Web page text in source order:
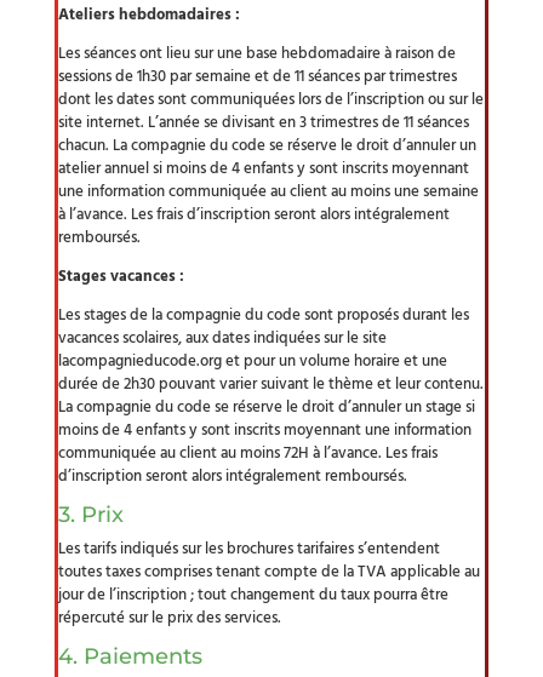
Ateliers hebdomadaires :
Les séances ont lieu sur une base hebdomadaire à raison de
sessions de 1h30 par semaine et de 11 séances par trimestres
dont les dates sont communiquées lors de l’inscription ou sur le
site internet. L’année se divisant en 3 trimestres de 11 séances
chacun. La compagnie du code se réserve le droit d’annuler un
atelier annuel si moins de 4 enfants y sont inscrits moyennant
une information communiquée au client au moins une semaine
à l’avance. Les frais d’inscription seront alors intégralement
remboursés.
Stages vacances :
Les stages de la compagnie du code sont proposés durant les
vacances scolaires, aux dates indiquées sur le site
lacompagnieducode.org et pour un volume horaire et une
durée de 2h30 pouvant varier suivant le thème et leur contenu.
La compagnie du code se réserve le droit d’annuler un stage si
moins de 4 enfants y sont inscrits moyennant une information
communiquée au client au moins 72H à l’avance. Les frais
d’inscription seront alors intégralement remboursés.
3. Prix
Les tarifs indiqués sur les brochures tarifaires s’entendent
toutes taxes comprises tenant compte de la TVA applicable au
jour de l’inscription ; tout changement du taux pourra être
répercuté sur le prix des services.
4. Paiements